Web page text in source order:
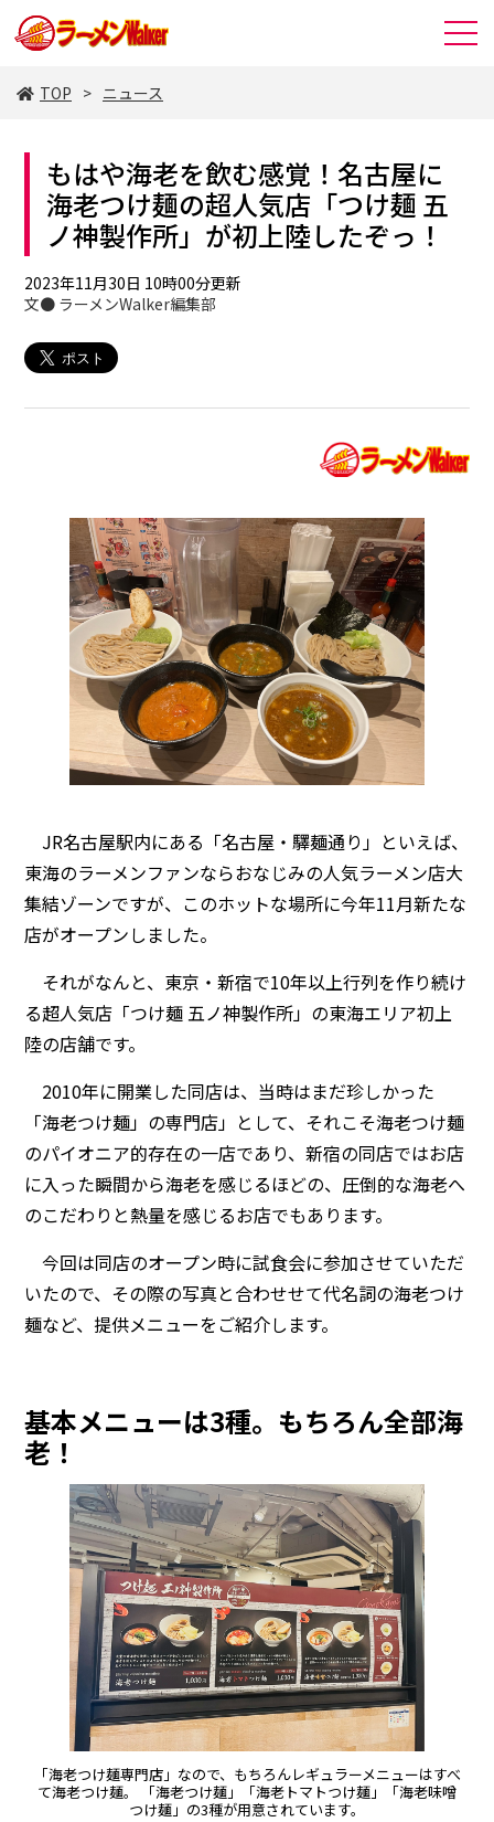
TOP ニュース
もはや海老を飲む感覚！名古屋に
海老つけ麺の超人気店「つけ麺 五
ノ神製作所」が初上陸したぞっ！
2023年11月30日 10時00分更新
文● ラーメンWalker編集部
JR名古屋駅内にある「名古屋・驛麺通り」といえば、
東海のラーメンファンならおなじみの人気ラーメン店大
集結ゾーンですが、このホットな場所に今年11月新たな
店がオープンしました。
それがなんと、東京・新宿で10年以上行列を作り続け
る超人気店「つけ麺 五ノ神製作所」の東海エリア初上
陸の店舗です。
2010年に開業した同店は、当時はまだ珍しかった
「海老つけ麺」の専門店」として、それこそ海老つけ麺
のパイオニア的存在の一店であり、新宿の同店ではお店
に入った瞬間から海老を感じるほどの、圧倒的な海老へ
のこだわりと熱量を感じるお店でもあります。
今回は同店のオープン時に試食会に参加させていただ
いたので、その際の写真と合わせせて代名詞の海老つけ
麺など、提供メニューをご紹介します。
基本メニューは3種。もちろん全部海
老！
「海老つけ麺専門店」なので、もちろんレギュラーメニューはすべ
て海老つけ麺。 「海老つけ麺」「海老トマトつけ麺」「海老味噌
つけ麺」の3種が用意されています。